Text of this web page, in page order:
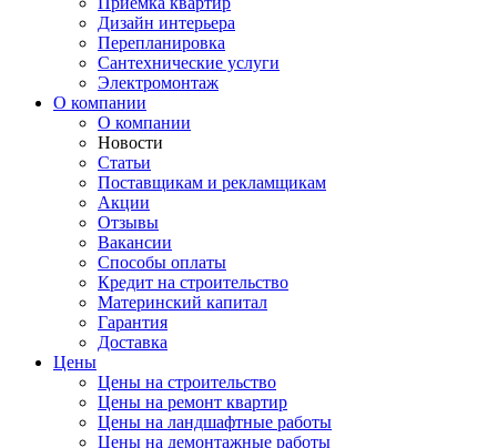
Дизайн интерьера
Перепланировка
Сантехнические услуги
Электромонтаж
О компании
О компании
Новости
Статьи
Поставщикам и рекламщикам
Акции
Отзывы
Вакансии
Способы оплаты
Кредит на строительство
Материнский капитал
Гарантия
Доставка
Цены
Цены на строительство
Цены на ремонт квартир
Цены на ландшафтные работы
Цены на демонтажные работы